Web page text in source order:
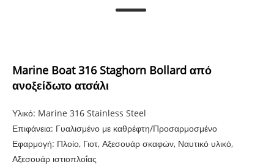
Marine Boat 316 Staghorn Bollard από
ανοξείδωτο ατσάλι
Υλικό: Marine 316 Stainless Steel
Επιφάνεια: Γυαλισμένο με καθρέφτη/Προσαρμοσμένο
Εφαρμογή: Πλοίο, Γιοτ, Αξεσουάρ σκαφών, Ναυτικό υλικό,
Αξεσουάρ ιστιοπλοΐας